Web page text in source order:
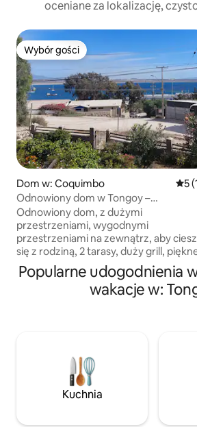
oceniane za lokalizację,
Wybór gości
Wybór gości
Dom w: Coquimbo
5
Odnowiony dom w Tongoy –
przestronne wnętrza
Odnowiony dom, z dużymi
przestrzeniami, wygodnymi
przestrzeniami na zewnątrz, aby
się z rodziną, 2 tarasy, duży grill,
ogrody, 3 parkingi, widok na morze.
posiada 1 sypialnię z łóżkiem
i drugą sypialnię z 3 łóżkami
budynek połączony z domem, ale bez
połączenia wewnętrznego, z 1 sypialnią
małżeńską, 1 łazienką i 1 sypialnią z 3
łóżkami pojedynczymi.
Popularne udogodnienia
wakacje w:
Kuchnia